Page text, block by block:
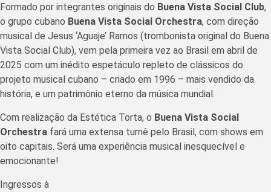
Formado por integrantes originais do Buena Vista Social Club,
o grupo cubano Buena Vista Social Orchestra, com direção
musical de Jesus ‘Aguaje’ Ramos (trombonista original do Buena
Vista Social Club), vem pela primeira vez ao Brasil em abril de
2025 com um inédito espetáculo repleto de clássicos do
projeto musical cubano – criado em 1996 – mais vendido da
história, e um patrimônio eterno da música mundial.
Com realização da Estética Torta, o Buena Vista Social
Orchestra fará uma extensa turnê pelo Brasil, com shows em
oito capitais. Será uma experiência musical inesquecível e
emocionante!
Ingressos à